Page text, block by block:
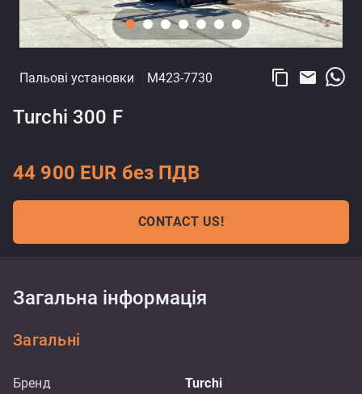
Пальові установки M423-7730 content_copy email
Turchi 300 F
44 900 EUR без ПДВ
CONTACT US!
Загальна інформація
Загальні
Бренд Turchi